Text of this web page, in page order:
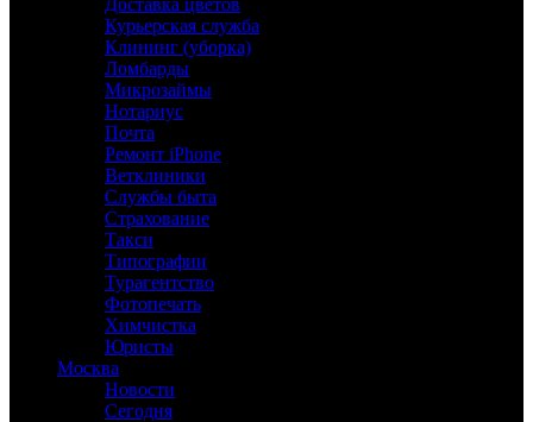
Доставка цветов
Курьерская служба
Клининг (уборка)
Ломбарды
Микрозаймы
Нотариус
Почта
Ремонт iPhone
Ветклиники
Службы быта
Страхование
Такси
Типографии
Турагентство
Фотопечать
Химчистка
Юристы
Москва
Новости
Сегодня